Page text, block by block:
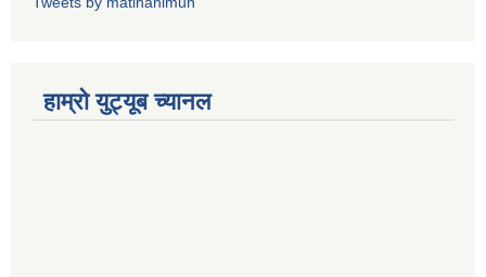
हाम्रो युट्यूब च्यानल